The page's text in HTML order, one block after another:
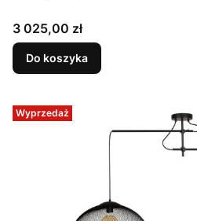
Cena
3 025,00 zł
Do koszyka
Wyprzedaż